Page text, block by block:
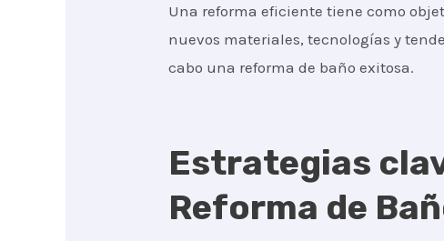
Una reforma eficiente tiene como
nuevos materiales, tecnologías y
cabo una reforma de baño exitosa.
Estrategias
Reforma de